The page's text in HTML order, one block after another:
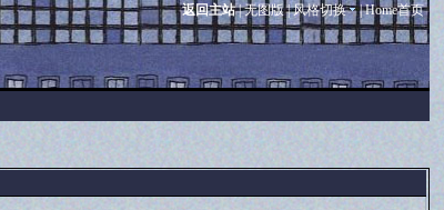
返回主站|无图版|风格切换 |Home首页